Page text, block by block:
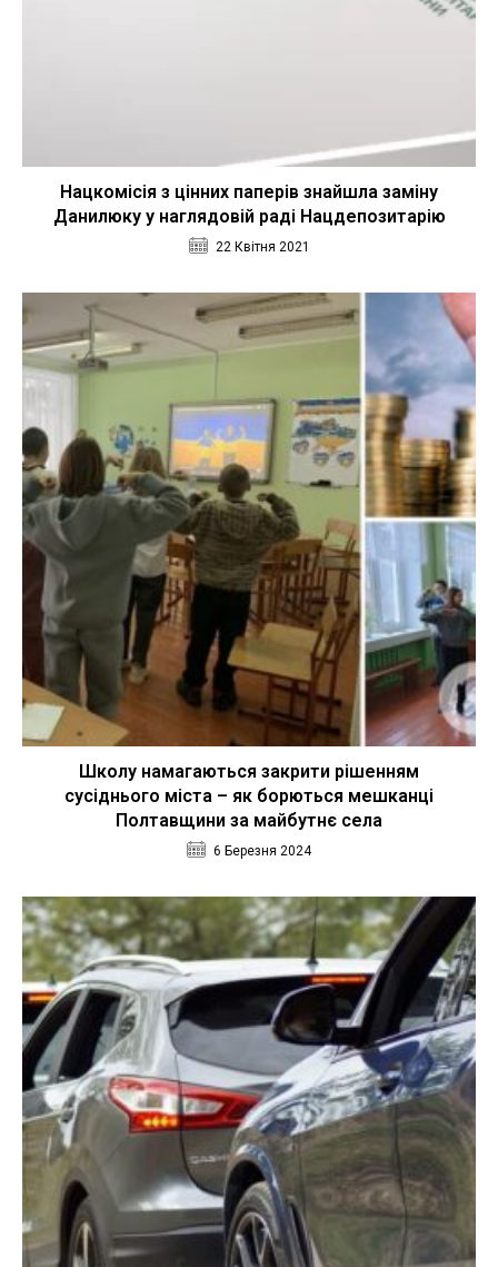
Нацкомісія з цінних паперів знайшла заміну
Данилюку у наглядовій раді Нацдепозитарію
22 Квітня 2021
Школу намагаються закрити рішенням
сусіднього міста – як борються мешканці
Полтавщини за майбутнє села
6 Березня 2024